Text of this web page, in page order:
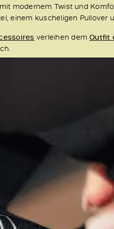
modernem Twist und
einem kuscheligen Pullover
verleihen demOutfit